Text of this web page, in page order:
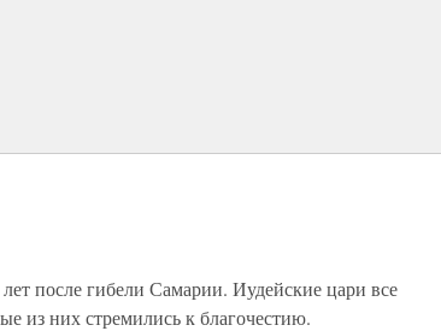
после гибели Самарии. Иудейские цари все
из них стремились к благочестию.